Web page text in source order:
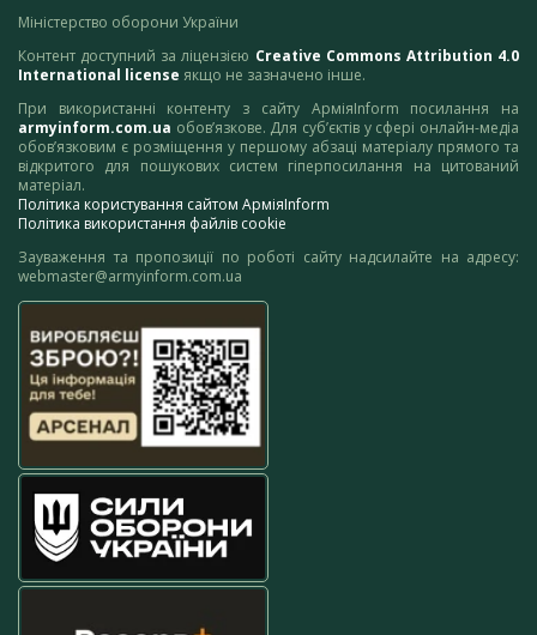
Міністерство оборони України
Контент доступний за ліцензією Creative Commons Attribution 4.0
International license якщо не зазначено інше.
При використанні контенту з сайту АрміяInform посилання на
armyinform.com.ua обов’язкове. Для суб’єктів у сфері онлайн-медіа
обов’язковим є розміщення у першому абзаці матеріалу прямого та
відкритого для пошукових систем гіперпосилання на цитований
матеріал.
Політика користування сайтом АрміяInform
Політика використання файлів cookie
Зауваження та пропозиції по роботі сайту надсилайте на адресу:
webmaster@armyinform.com.ua